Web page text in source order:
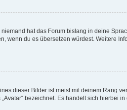
hat das Forum bislang in deine
wenn du es übersetzen würdest. Weitere
dieser Bilder ist meist mit deinem Rang
bezeichnet. Es handelt sich hierbei